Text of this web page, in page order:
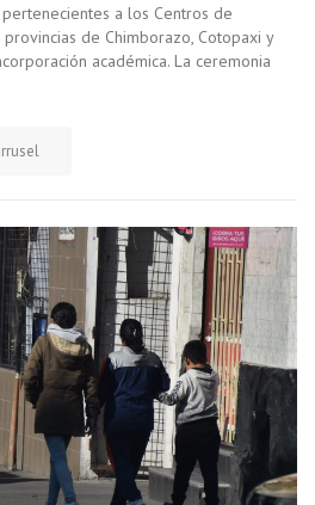
a los Centros de
de Chimborazo, Cotopaxi y
académica. La ceremonia